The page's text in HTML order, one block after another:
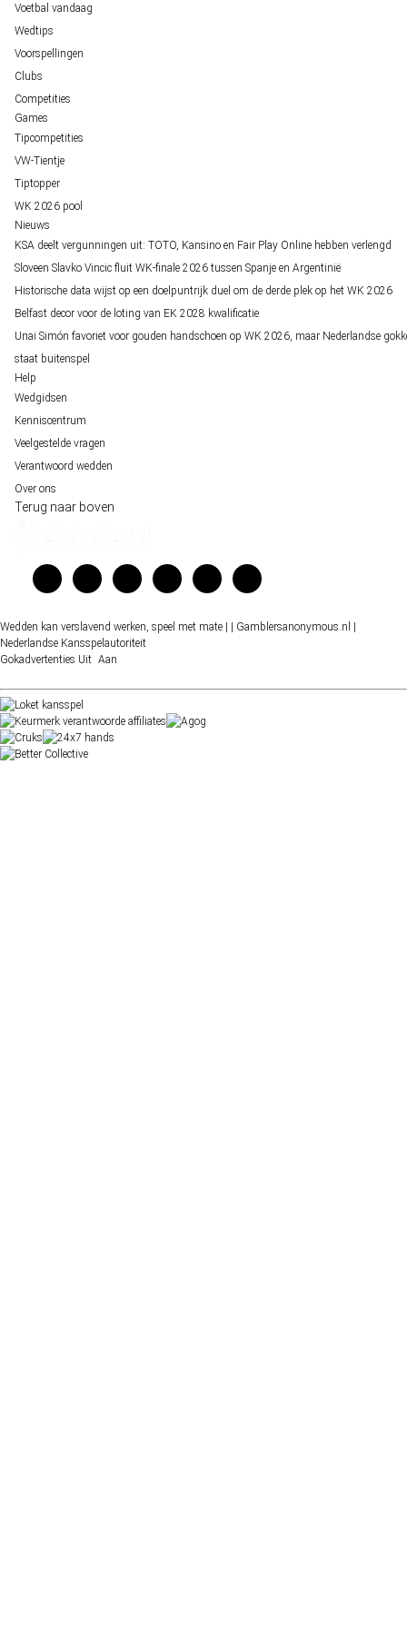
Voetbal vandaag
Wedtips
Voorspellingen
Clubs
Competities
Games
Tipcompetities
VW-Tientje
Tiptopper
WK 2026 pool
Nieuws
KSA deelt vergunningen uit: TOTO, Kansino en Fair Play Online hebben verlengd
Sloveen Slavko Vincic fluit WK-finale 2026 tussen Spanje en Argentinië
Historische data wijst op een doelpuntrijk duel om de derde plek op het WK 2026
Belfast decor voor de loting van EK 2028 kwalificatie
Unai Simón favoriet voor gouden handschoen op WK 2026, maar Nederlandse
staat buitenspel
Help
Wedgidsen
Kenniscentrum
Veelgestelde vragen
Verantwoord wedden
Over ons
Terug naar boven
Wedden kan verslavend werken, speel met mate | | Gamblersanonymous.nl |
Nederlandse Kansspelautoriteit
Gokadvertenties Uit Aan